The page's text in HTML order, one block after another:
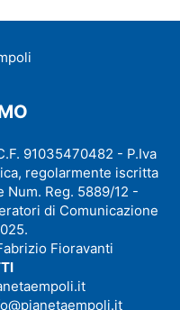
91035470482 - P.Iva
regolarmente iscritta
Reg. 5889/12 -
di Comunicazione
Fioravanti